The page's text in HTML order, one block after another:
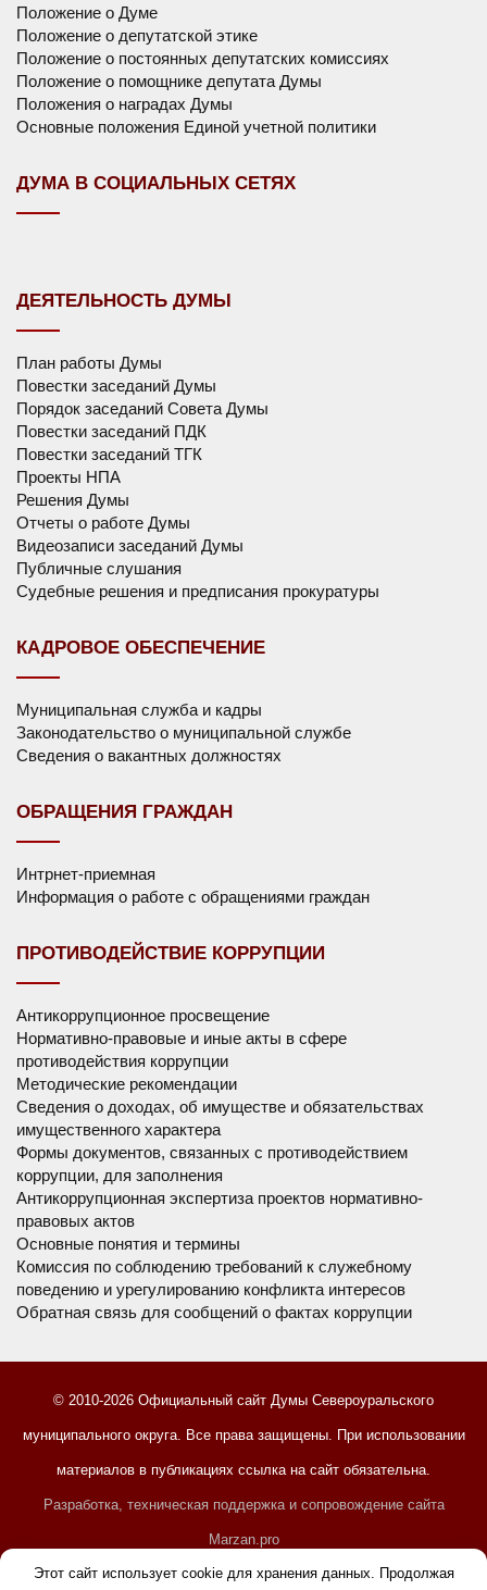
Положение о Думе
Положение о депутатской этике
Положение о постоянных депутатских комиссиях
Положение о помощнике депутата Думы
Положения о наградах Думы
Основные положения Единой учетной политики
ДУМА В СОЦИАЛЬНЫХ СЕТЯХ
ДЕЯТЕЛЬНОСТЬ ДУМЫ
План работы Думы
Повестки заседаний Думы
Порядок заседаний Совета Думы
Повестки заседаний ПДК
Повестки заседаний ТГК
Проекты НПА
Решения Думы
Отчеты о работе Думы
Видеозаписи заседаний Думы
Публичные слушания
Судебные решения и предписания прокуратуры
КАДРОВОЕ ОБЕСПЕЧЕНИЕ
Муниципальная служба и кадры
Законодательство о муниципальной службе
Сведения о вакантных должностях
ОБРАЩЕНИЯ ГРАЖДАН
Интрнет-приемная
Информация о работе с обращениями граждан
ПРОТИВОДЕЙСТВИЕ КОРРУПЦИИ
Антикоррупционное просвещение
Нормативно-правовые и иные акты в сфере
противодействия коррупции
Методические рекомендации
Сведения о доходах, об имуществе и обязательствах
имущественного характера
Формы документов, связанных с противодействием
коррупции, для заполнения
Антикоррупционная экспертиза проектов нормативно-
правовых актов
Основные понятия и термины
Комиссия по соблюдению требований к служебному
поведению и урегулированию конфликта интересов
Обратная связь для сообщений о фактах коррупции
© 2010-2026 Официальный сайт Думы Североуральского
муниципального округа. Все права защищены. При использовании
материалов в публикациях ссылка на сайт обязательна.
Разработка, техническая поддержка и сопровождение сайта
Marzan.pro
Правообладателям Пользовательское соглашение
Этот сайт использует cookie для хранения данных. Продолжая